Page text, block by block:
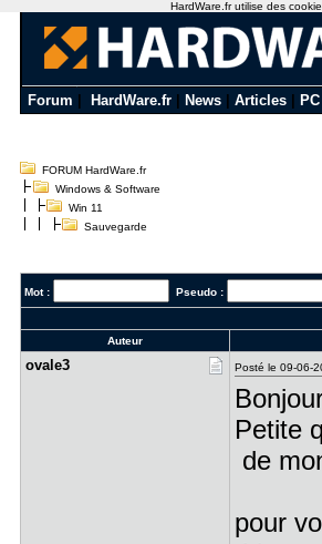
Forum HardWare.fr News Articles PC
FORUM HardWare.fr
Windows & Software
Win 11
Sauvegarde
Mot : Pseudo :
Auteur
ovale3 Posté le 09-06-
Petite
de
pour
HardWare.fr utilise des